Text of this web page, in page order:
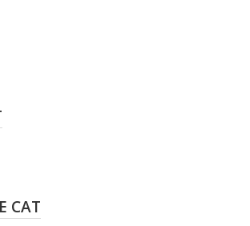
CAT